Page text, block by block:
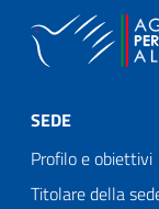
SEDE
Profilo e obiettivi
Titolare della